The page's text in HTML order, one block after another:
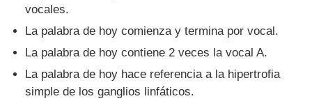
vocales.
La palabra de hoy comienza y termina por vocal.
La palabra de hoy contiene 2 veces la vocal A.
La palabra de hoy hace referencia a la hipertrofia
simple de los ganglios linfáticos.